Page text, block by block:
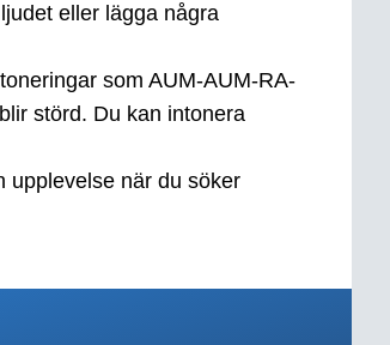
eller lägga några
som AUM-AUM-RA-
störd. Du kan intonera
upplevelse när du söker